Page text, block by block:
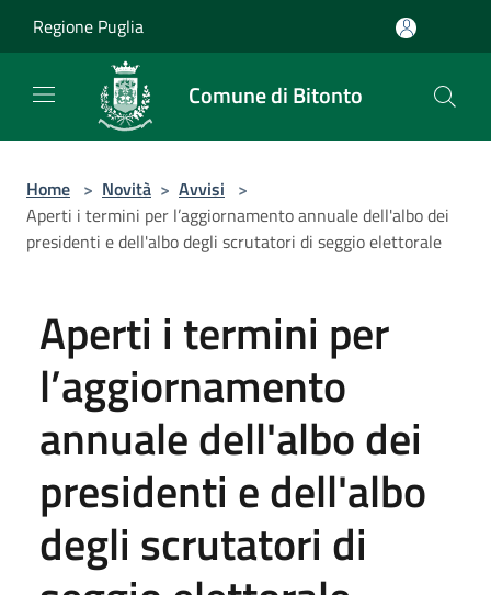
Regione Puglia
Comune di Bitonto
Home > Novità > Avvisi >
Aperti i termini per l’aggiornamento annuale dell'albo dei
presidenti e dell'albo degli scrutatori di seggio elettorale
Aperti i termini per
l’aggiornamento
annuale dell'albo dei
presidenti e dell'albo
degli scrutatori di